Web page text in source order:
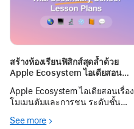
สร้างห้องเรียนฟิสิกส์สุดล้ำด้วย
Apple Ecosystem ไอเดียสอน
"โมเมนตัมและการชน"
Apple Ecosystem ไอเดียสอนเรื่อง
โมเมนตัมและการชน ระดับชั้น
See more